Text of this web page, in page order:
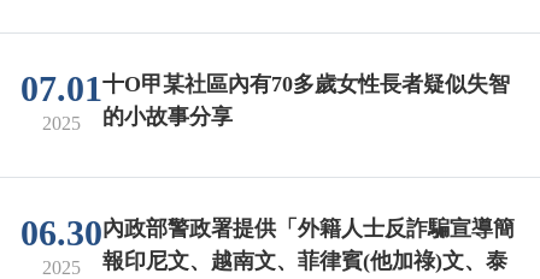
07.01
2025
十O甲某社區內有70多歲女性長者疑似失智
的小故事分享
06.30
2025
內政部警政署提供「外籍人士反詐騙宣導簡
報印尼文、越南文、菲律賓(他加祿)文、泰